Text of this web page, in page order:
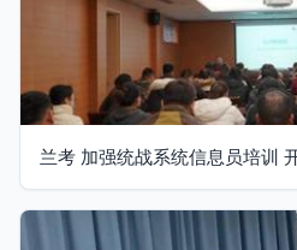
兰考 加强统战系统信息员培训